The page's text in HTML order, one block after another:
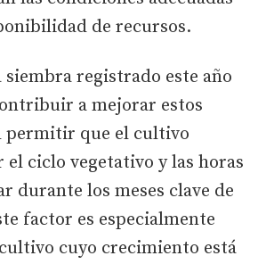
de recursos.
siembra registrado este año
a mejorar estos
permitir que el cultivo
el ciclo vegetativo y las horas
durante los meses clave de
factor es especialmente
cuyo crecimiento está